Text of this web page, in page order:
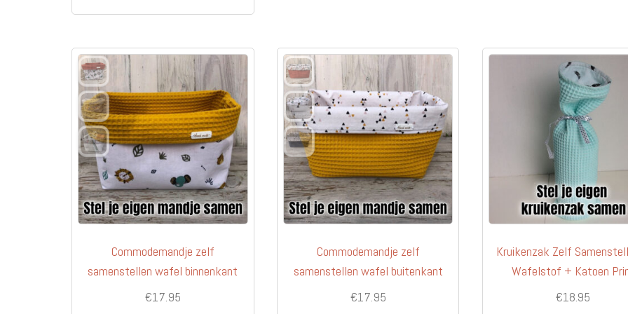
Deze
optie
kan
gekozen
worden
op
de
productpagina
optie
kan
gekozen
worden
op
de
productpagina
Commodemandje zelf
samenstellen wafel binnenkant
€17.95
Commodemandje zelf
samenstellen wafel buitenkant
€17.95
Kruikenzak Zelf
Wafelstof + Katoen
€18.95